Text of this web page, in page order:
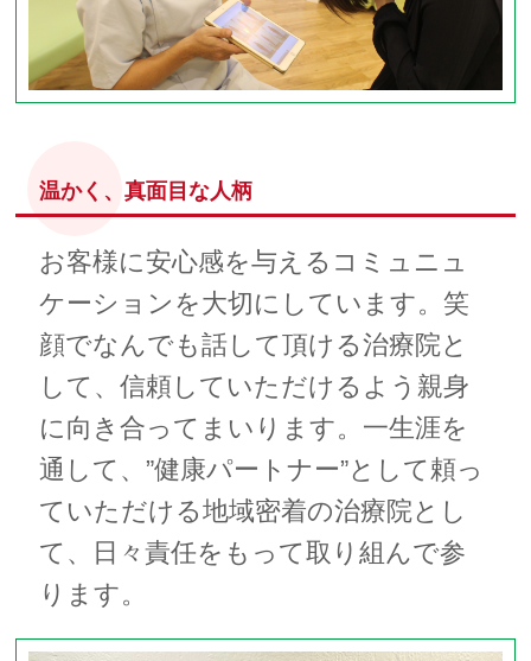
温かく、真面目な人柄
お客様に安心感を与えるコミュニュ
ケーションを大切にしています。笑
顔でなんでも話して頂ける治療院と
して、信頼していただけるよう親身
に向き合ってまいります。一生涯を
通して、”健康パートナー”として頼っ
ていただける地域密着の治療院とし
て、日々責任をもって取り組んで参
ります。